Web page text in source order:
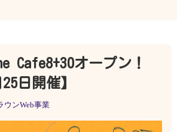
Cafe8+30オープン！
日開催】
ウンWeb事業